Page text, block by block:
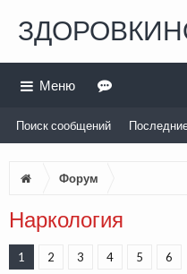
Форум
Наркология
1 2 3 4 5 6
Меню
Поиск сообщений